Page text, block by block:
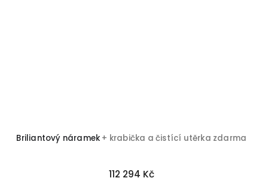
Briliantový náramek + krabička a čistící utěrka zdarma
112 294 Kč